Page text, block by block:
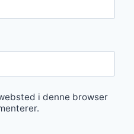
i denne browser